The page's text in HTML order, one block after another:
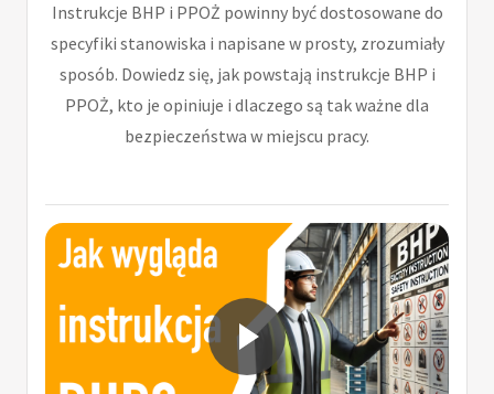
Instrukcje BHP i PPOŻ powinny być dostosowane do
specyfiki stanowiska i napisane w prosty, zrozumiały
sposób. Dowiedz się, jak powstają instrukcje BHP i
PPOŻ, kto je opiniuje i dlaczego są tak ważne dla
bezpieczeństwa w miejscu pracy.